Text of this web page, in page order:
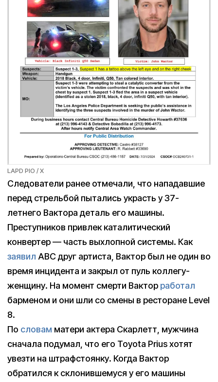
LAPD PIO / X
Следователи ранее отмечали, что нападавшие
перед стрельбой пытались украсть у 37-
летнего Вактора деталь его машины.
Преступников привлек каталитический
конвертер — часть выхлопной системы. Как
заявил ABC друг артиста, Вактор был не один во
время инцидента и закрыл от пуль коллегу-
женщину. На момент смерти Вактор работал
барменом и они шли со смены в ресторане Level
8.
По словам матери актера Скарлетт, мужчина
сначала подумал, что его Toyota Prius хотят
увезти на штрафстоянку. Когда Вактор
обратился к склонившемуся у его машины